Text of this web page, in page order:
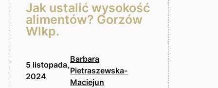
Jak ustalić wysokość
alimentów? Gorzów
Wlkp.
5 listopada,
2024
Barbara
Pietraszewska-
Maciejun